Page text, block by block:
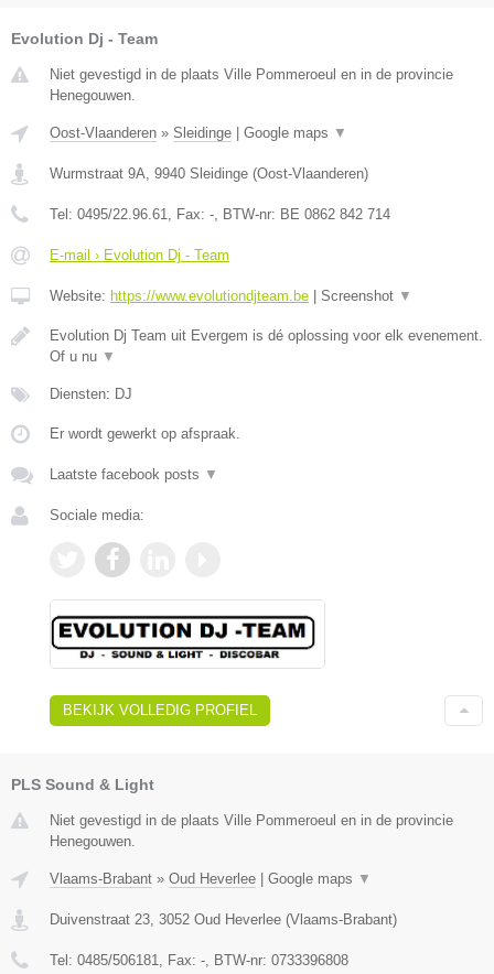
Evolution Dj - Team
Niet gevestigd in de plaats Ville Pommeroeul en in de provincie
Henegouwen.
Oost-Vlaanderen » Sleidinge | Google maps ▼
Wurmstraat 9A 9940 Sleidinge (Oost-Vlaanderen)
Tel: 0495/22.96.61 , Fax: - , BTW-nr: BE 0862 842 714
E-mail › Evolution Dj - Team
Website: https://www.evolutiondjteam.be | Screenshot ▼
Evolution Dj Team uit Evergem is dé oplossing voor elk evenement.
Of u nu ▼
Diensten: DJ
Er wordt gewerkt op afspraak.
Laatste facebook posts ▼
Sociale media:
BEKIJK VOLLEDIG PROFIEL
PLS Sound & Light
Niet gevestigd in de plaats Ville Pommeroeul en in de provincie
Henegouwen.
Vlaams-Brabant » Oud Heverlee Google maps ▼
Duivenstraat 23, 3052 Oud Heverlee (Vlaams-Brabant)
Tel: 0485/506181, Fax: -, BTW-nr: 0733396808